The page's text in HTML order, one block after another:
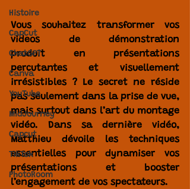
Histoire
CapCut
ChatGPT
Canva
YouTube
MidJourney
Capcut
TikTok
PhotoRoom
Vous souhaitez transformer vos
videos de démonstration
produit en présentations
percutantes et visuellement
irrésistibles ? Le secret ne réside
pas seulement dans la prise de vue,
mais surtout dans l’art du montage
vidéo
Matthieu dévoile les techniques
essentielles pour dynamiser vos
présentations et booster
l’engagement de vos spectateurs.